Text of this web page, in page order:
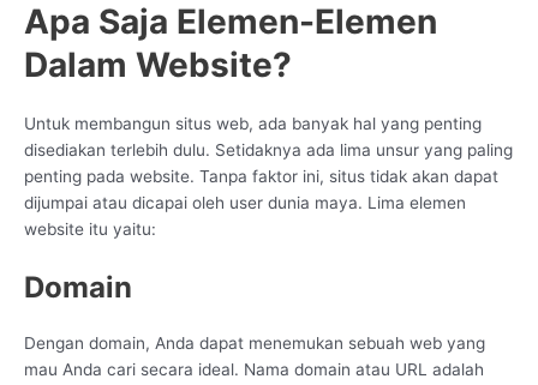
Apa Saja Elemen-Elemen
Dalam Website?
Untuk membangun situs web, ada banyak hal yang penting
disediakan terlebih dulu. Setidaknya ada lima unsur yang paling
penting pada website. Tanpa faktor ini, situs tidak akan dapat
dijumpai atau dicapai oleh user dunia maya. Lima elemen
website itu yaitu:
Domain
Dengan domain, Anda dapat menemukan sebuah web yang
mau Anda cari secara ideal. Nama domain atau URL adalah